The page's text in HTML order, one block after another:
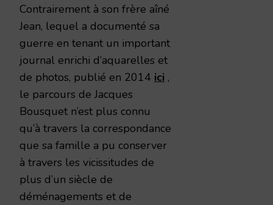
Contrairement à son frère aîné
Jean, lequel a documenté sa
guerre en tenant un important
journal enrichi d’aquarelles et
de photos, publié en 2014 ici ,
le parcours de Jacques
Bousquet n’est plus connu
qu’à travers la correspondance
que sa famille a pu conserver
à travers les vicissitudes de
plus d’un siècle de
déménagements et de